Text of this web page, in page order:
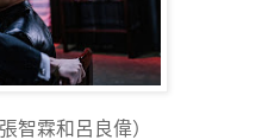
智霖和呂良偉）